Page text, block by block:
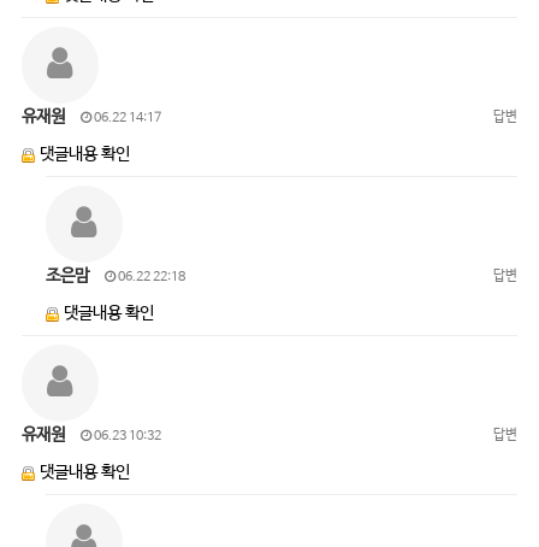
유재원 06.22 14:17 답변
댓글내용 확인
조은맘 06.22 22:18 답변
댓글내용 확인
유재원 06.23 10:32 답변
댓글내용 확인